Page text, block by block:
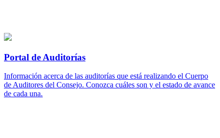
Portal de Auditorías
Información acerca de las auditorías que está realizando el Cuerpo
de Auditores del Consejo. Conozca cuáles son y el estado de avance
de cada una.